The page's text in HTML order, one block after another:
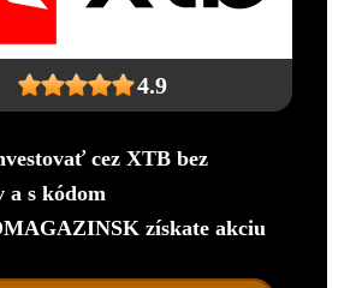
4.9
cez XTB bez
a s kódom
získate akciu